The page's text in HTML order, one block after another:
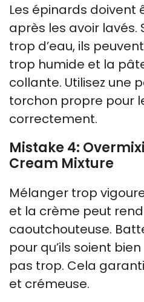
Les épinards doivent
après les avoir lavés.
trop d’eau, ils
trop humide et la
collante. Utilisez une
torchon propre pour
correctement.
Mistake 4:
Cream Mixture
Mélanger trop
et la crème peut
caoutchouteuse.
pour qu’ils soient
pas trop. Cela
et crémeuse.